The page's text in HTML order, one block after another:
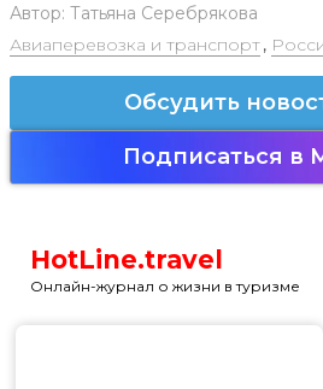
Автор: Татьяна Серебрякова
Авиаперевозка и транспорт,
Обсудить
Подписаться в
HotLine.travel
Онлайн-журнал о жизни в туризме